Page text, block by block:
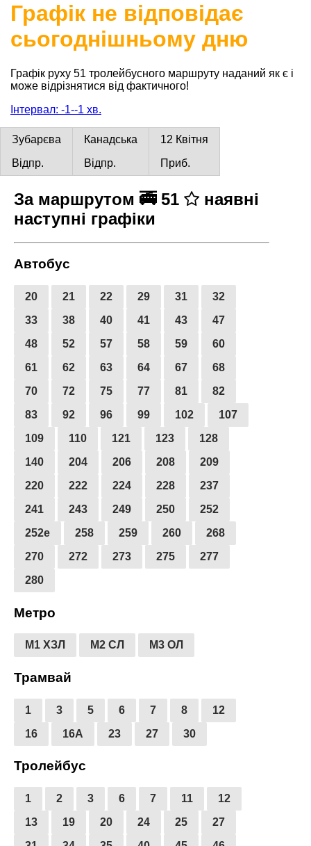
Графік не відповідає
сьогоднішньому дню
Графік руху 51 тролейбусного маршруту наданий як є і
може відрізнятися від фактичного!
Інтервал: -1--1 хв.
Зубарєва Канадська
12 Квітня
Відпр.
Відпр. Приб.
За маршрутом 🚎 51
наявні
наступні графіки
Автобус
20 21 22 29 31
32
33
38 40 41 43
47
48
52 57 58 59
60
61
62 63 64 67
68
70
72 75 77 81
82
83
92 96 99 102
107
109
110 121 123
128
140
204 206 208
209
220
222 224 228
237
241
243 249 250
252
252е
258 259 260
268
270
272 273 275
277
280
Метро
М1 ХЗЛ М2 СЛ М3 ОЛ
Трамвай
1 3 5 6 7 8
12
16
16А 23 27 30
Тролейбус
1 2 3 6 7 11
12
13
19 20 24 25
27